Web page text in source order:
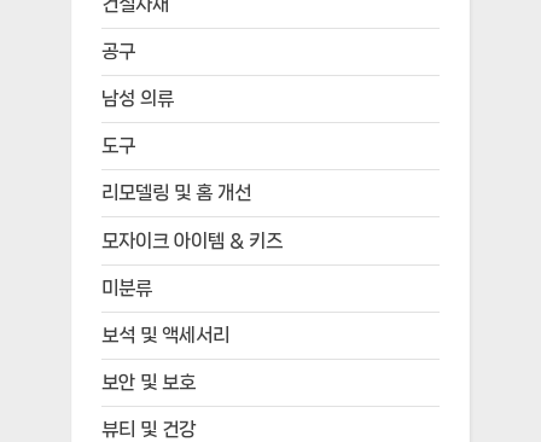
공구
남성 의류
도구
리모델링 및 홈 개선
모자이크 아이템 & 키즈
미분류
보석 및 액세서리
보안 및 보호
뷰티 및 건강